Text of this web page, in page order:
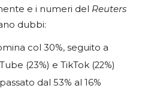
e i numeri del Reuters
dubbi:
col 30%, seguito a
(23%) e TikTok (22%)
dal 53% al 16%